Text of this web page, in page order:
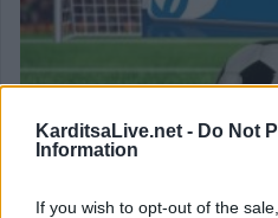
KarditsaLive.net - Do Not
Information
If you wish to opt-out of the
Γ' Εθνική Play Out: Αντίο
8 Απριλίου 2026, 16:58